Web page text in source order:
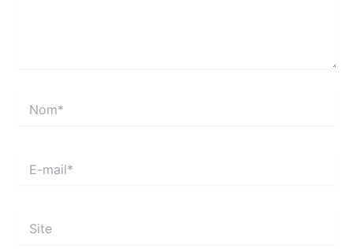
mail*